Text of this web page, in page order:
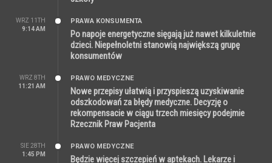
WRZ 11TH
9:14 AM
PRAWA KONSUMENTA
Po napoje energetyczne sięgają już nawet kilkuletnie
dzieci. Niepełnoletni stanowią największą grupę
konsumentów
WRZ 8TH
11:21 AM
PRAWO MEDYCZNE
Nowe przepisy ułatwią i przyspieszą uzyskiwanie
odszkodowań za błędy medyczne. Decyzję o
rekompensacie w ciągu trzech miesięcy podejmie
Rzecznik Praw Pacjenta
SIE 28TH
1:45 PM
PRAWO MEDYCZNE
Będzie więcej szczepień w aptekach. Lekarze i